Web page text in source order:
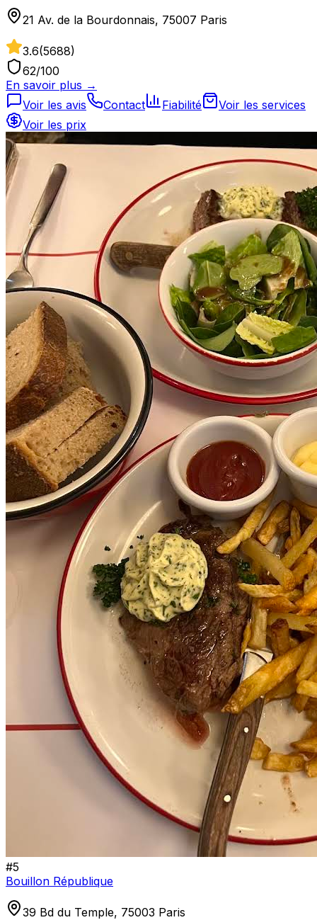
21 Av. de la Bourdonnais, 75007 Paris
3.6(5688)
62/100
En savoir plus →
Voir les avis
Contact Fiabilité
Voir les services
Voir les prix
#5
Bouillon République
39 Bd du Temple, 75003 Paris